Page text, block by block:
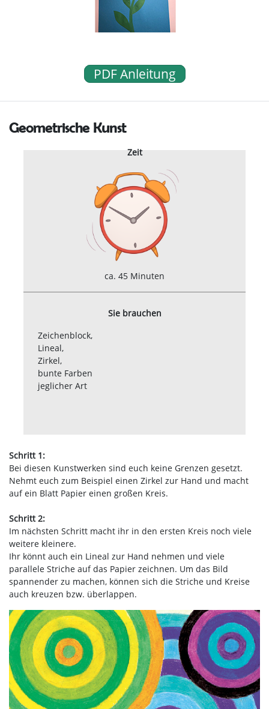
PDF Anleitung
Geometrische Kunst
Zeit
ca. 45 Minuten
Sie brauchen
Zeichenblock,
Lineal,
Zirkel,
bunte Farben
jeglicher Art
Schritt 1:
Bei diesen Kunstwerken sind euch keine Grenzen gesetzt.
Nehmt euch zum Beispiel einen Zirkel zur Hand und macht
auf ein Blatt Papier einen großen Kreis.
Schritt 2:
Im nächsten Schritt macht ihr in den ersten Kreis noch viele
weitere kleinere.
Ihr könnt auch ein Lineal zur Hand nehmen und viele
parallele Striche auf das Papier zeichnen. Um das Bild
spannender zu machen, können sich die Striche und Kreise
auch kreuzen bzw. überlappen.